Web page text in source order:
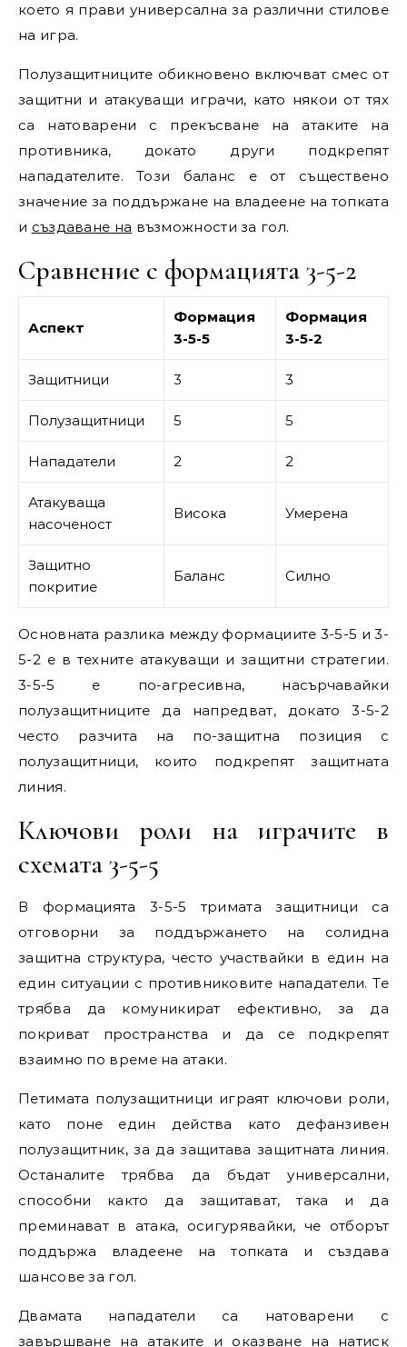
което я прави универсална за различни стилове
на игра.
Полузащитниците обикновено включват смес от
защитни и атакуващи играчи, като някои от тях
са натоварени с прекъсване на атаките на
противника, докато други подкрепят
нападателите. Този баланс е от съществено
значение за поддържане на владеене на топката
и създаване на възможности за гол.
Сравнение с формацията 3-5-2
Аспект
Формация
3-5-5
Формация
3-5-2
Защитници 3 3
Полузащитници 5 5
Нападатели 2 2
Атакуваща
насоченост
Висока Умерена
Защитно
покритие
Баланс Силно
Основната разлика между формациите 3-5-5 и 3-
5-2 е в техните атакуващи и защитни стратегии.
3-5-5 е по-агресивна, насърчавайки
полузащитниците да напредват, докато 3-5-2
често разчита на по-защитна позиция с
полузащитници, които подкрепят защитната
линия.
Ключови роли на играчите в
схемата 3-5-5
В формацията 3-5-5 тримата защитници са
отговорни за поддържането на солидна
защитна структура, често участвайки в един на
един ситуации с противниковите нападатели. Те
трябва да комуникират ефективно, за да
покриват пространства и да се подкрепят
взаимно по време на атаки.
Петимата полузащитници играят ключови роли,
като поне един действа като дефанзивен
полузащитник, за да защитава защитната линия.
Останалите трябва да бъдат универсални,
способни както да защитават, така и да
преминават в атака, осигурявайки, че отборът
поддържа владеене на топката и създава
шансове за гол.
Двамата нападатели са натоварени с
завършване на атаките и оказване на натиск